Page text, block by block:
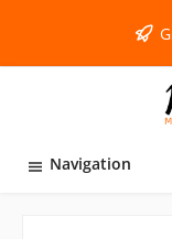
Navigation